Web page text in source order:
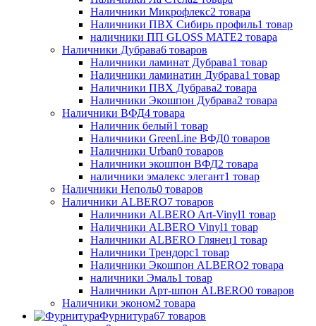
Наличники Микрофлекс2 товара
Наличники ПВХ Сибирь профиль1 товар
наличники ПП GLOSS MATE2 товара
Наличники Дубрава6 товаров
Наличники ламинат Дубрава1 товар
Наличники ламинатин Дубрава1 товар
Наличники ПВХ Дубрава2 товара
Наличники Экошпон Дубрава2 товара
Наличники ВФД4 товара
Наличник белый1 товар
Наличники GreenLine ВФД0 товаров
Наличники Urban0 товаров
Наличники экошпон ВФД2 товара
наличники эмалекс элегант1 товар
Наличники Неполь0 товаров
Наличники ALBERO7 товаров
Наличники ALBERO Art-Vinyl1 товар
Наличники ALBERO Vinyl1 товар
Наличники ALBERO Глянец1 товар
Наличники Трендорс1 товар
Наличники Экошпон ALBERO2 товара
наличники Эмаль1 товар
Наличники Арт-шпон ALBERO0 товаров
Наличники эконом2 товара
Фурнитура67 товаров